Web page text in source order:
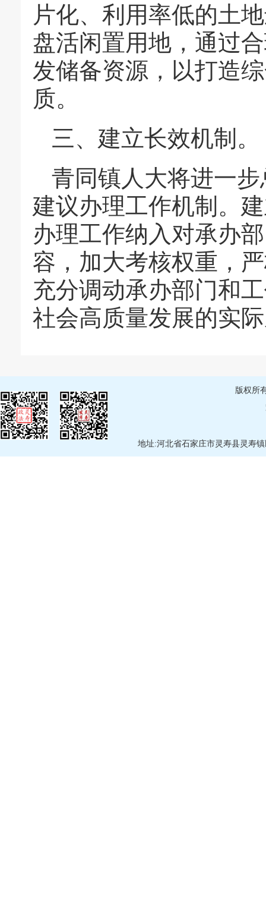
片化、利用率低的土
盘活闲置用地，通过
发储备资源，以打造
质。
三、建立长效机制。
青同镇人大将进一
建议办理工作机制。
办理工作纳入对承办
容，加大考核权重，
充分调动承办部门和
社会高质量发展的实